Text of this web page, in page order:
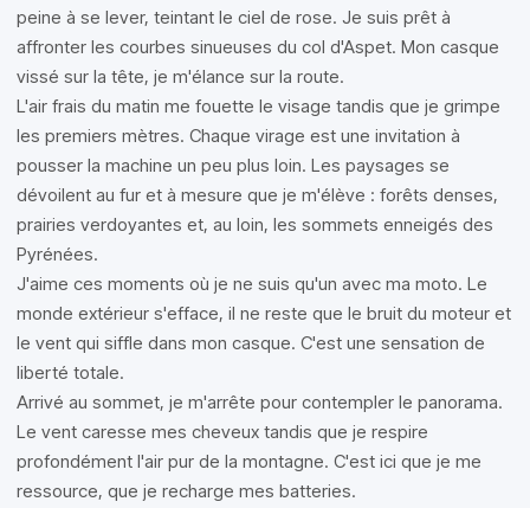
peine à se lever, teintant le ciel de rose. Je suis prêt à
affronter les courbes sinueuses du col d'Aspet. Mon casque
vissé sur la tête, je m'élance sur la route.
L'air frais du matin me fouette le visage tandis que je grimpe
les premiers mètres. Chaque virage est une invitation à
pousser la machine un peu plus loin. Les paysages se
dévoilent au fur et à mesure que je m'élève : forêts denses,
prairies verdoyantes et, au loin, les sommets enneigés des
Pyrénées.
J'aime ces moments où je ne suis qu'un avec ma moto. Le
monde extérieur s'efface, il ne reste que le bruit du moteur et
le vent qui siffle dans mon casque. C'est une sensation de
liberté totale.
Arrivé au sommet, je m'arrête pour contempler le panorama.
Le vent caresse mes cheveux tandis que je respire
profondément l'air pur de la montagne. C'est ici que je me
ressource, que je recharge mes batteries.